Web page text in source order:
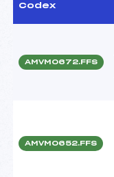
Codex
AMVM0672.FFS
AMVM0652.FFS